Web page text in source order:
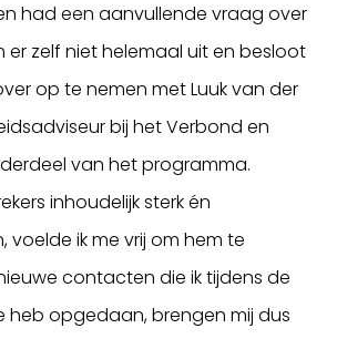
had een aanvullende vraag over
er zelf niet helemaal uit en besloot
op te nemen met Luuk van der
bij het Verbond en
van het programma.
inhoudelijk sterk én
voelde ik me vrij om hem te
contacten die ik tijdens de
heb opgedaan, brengen mij dus